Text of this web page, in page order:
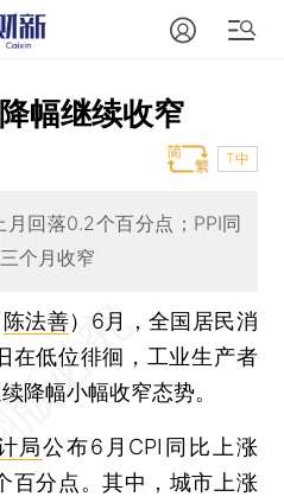
幅继续收窄
T中
回落0.2个百分点；PPI同
个月收窄
陈法善） 6月，全国居民消
在低位徘徊，工业生产者
降幅小幅收窄态势。
局公布6月CPI同比上涨
百分点。其中，城市上涨